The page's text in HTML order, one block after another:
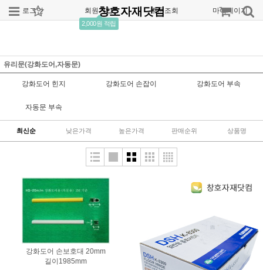
로그인 회원가입
2,000원 적립
주문조회 마이페이지
창호자재닷컴
유리문(강화도어,자동문)
강화도어 힌지 강화도어 손잡이 강화도어 부속
자동문 부속
최신순 낮은가격 높은가격 판매순위 상품명
강화도어 손보호대 20mm
길이1985mm